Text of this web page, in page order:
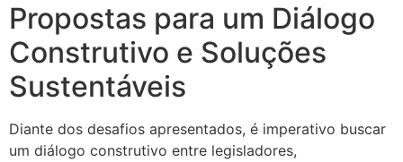
Propostas para um Diálogo
Construtivo e Soluções
Sustentáveis
Diante dos desafios apresentados, é imperativo buscar
um diálogo construtivo entre legisladores,